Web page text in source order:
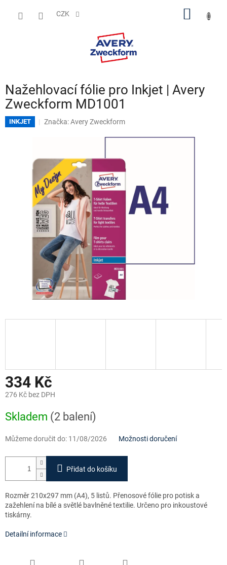
CZK
Nažehlovací fólie pro Inkjet | Avery
Zweckform MD1001
INKJET Značka:Avery Zweckform
334 Kč
276 Kč bez DPH
cena:
Skladem (2 balení)
Můžeme doručit do: 11/08/2026 Možnosti doručení
Přidat do košíku
Rozměr 210x297 mm (A4), 5 listů. Přenosové fólie pro potisk a
zažehlení na bílé a světlé bavlněné textilie. Určeno pro inkoustové
tiskárny.
Detailní informace